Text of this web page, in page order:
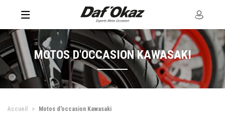
MOTOS D'OCCASION KAWASAKI
Accueil Motos d'occasion Kawasaki